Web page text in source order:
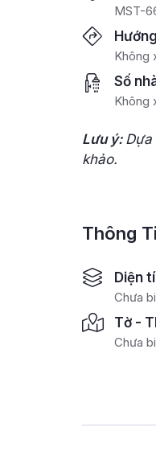
MST-
Hướng
Không
Số
Không
Lưu ý:
khảo.
Thông
Diện
Chưa
Tờ -
Chưa